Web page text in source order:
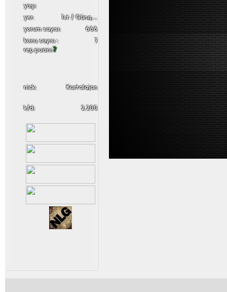
yaşı:
yer:
İst / Güngören
yorum sayısı:
666
konu sayısı :
7
rep puanı:7
nick: Kartalajan
k/d: 2.200